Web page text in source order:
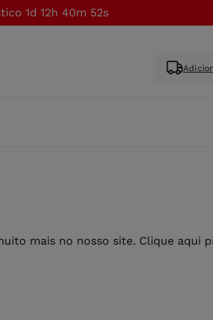
1d 12h 40m 52s
mais no nosso site. Clique aqui